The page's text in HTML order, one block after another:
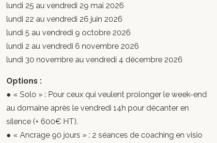
lundi 25 au vendredi 29 mai 2026
lundi 22 au vendredi 26 juin 2026
lundi 5 au vendredi 9 octobre 2026
lundi 2 au vendredi 6 novembre 2026
lundi 30 novembre au vendredi 4 décembre 2026
Options :
● « Solo » : Pour ceux qui veulent prolonger le week-end
au domaine après le vendredi 14h pour décanter en
silence (+ 600€ HT).
● « Ancrage 90 jours » : 2 séances de coaching en visio